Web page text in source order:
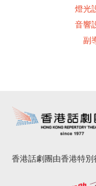
燈光
音響
副
香港話劇團由香港特